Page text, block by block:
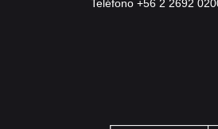
Teléfono +56 2 2692